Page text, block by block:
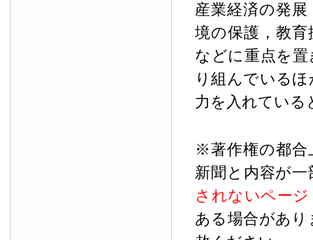
産業経済の発
境の保護，教
などに重点を
り組んでいる
力を入れている
※著作権の都合
新聞と内容が
されないペー
ある場合があ